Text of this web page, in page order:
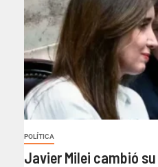
POLÍTICA
Javier Milei cambió